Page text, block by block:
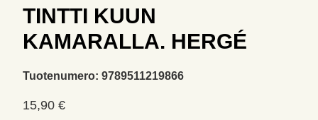
TINTTI KUUN
KAMARALLA. HERGÉ
Tuotenumero: 9789511219866
15,90 €